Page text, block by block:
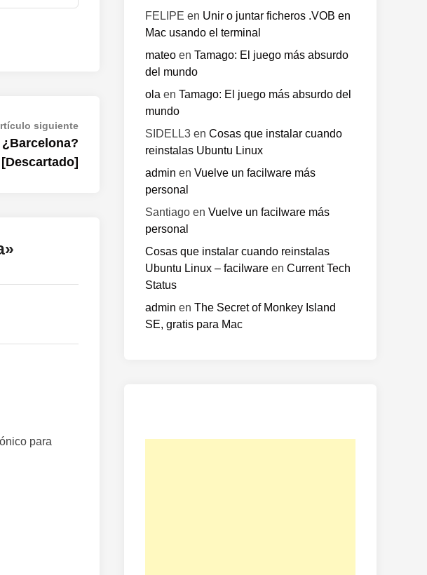
siguienteArtículo
[Descartado]
»
para
FELIPE en Unir o juntar ficheros .VOB en
Mac usando el terminal
mateo en Tamago: El juego más absurdo
del mundo
ola en Tamago: El juego más absurdo del
mundo
SIDELL3 en Cosas que instalar cuando
reinstalas Ubuntu Linux
admin en Vuelve un facilware más
personal
Santiago en Vuelve un facilware más
personal
Cosas que instalar cuando reinstalas
Ubuntu Linux – facilware en Current Tech
Status
admin en The Secret of Monkey Island
SE, gratis para Mac